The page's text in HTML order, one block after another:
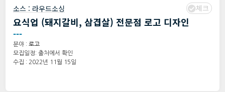
소스 : 라우드소싱 체크
요식업 (돼지갈비, 삼겹살) 전문점 로고 디자인
---
분야 : 로고
모집일정: 출처에서 확인
수집 : 2022년 11월 15일